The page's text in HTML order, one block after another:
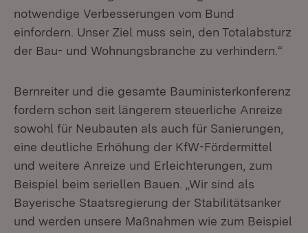
notwendige Verbesserungen vom Bund
einfordern. Unser Ziel muss sein, den Totalabsturz
der Bau- und Wohnungsbranche zu verhindern.“
Bernreiter und die gesamte Bauministerkonferenz
fordern schon seit längerem steuerliche Anreize
sowohl für Neubauten als auch für Sanierungen,
eine deutliche Erhöhung der KfW-Fördermittel
und weitere Anreize und Erleichterungen, zum
Beispiel beim seriellen Bauen. „Wir sind als
Bayerische Staatsregierung der Stabilitätsanker
und werden unsere Maßnahmen wie zum Beispiel